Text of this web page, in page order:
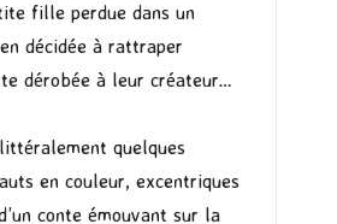
fille perdue dans un
décidée à rattraper
dérobée à leur créateur…
quelques
en couleur, excentriques
conte émouvant sur la